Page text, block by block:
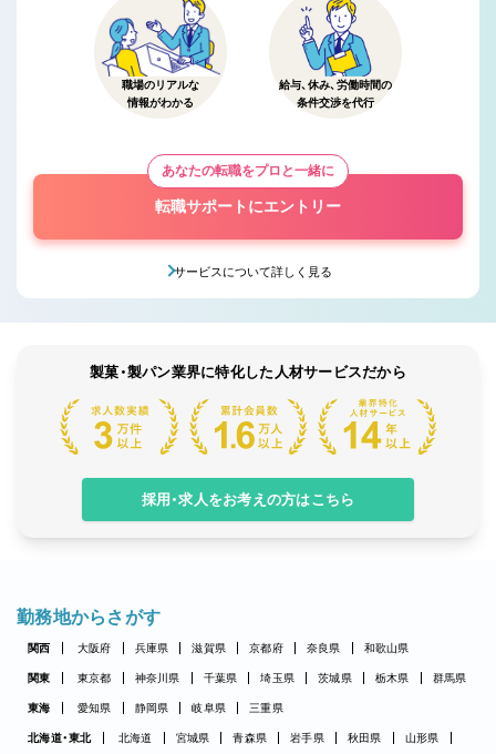
職場のリアルな
情報がわかる
給与、休み、労働時間の
条件交渉を代行
あなたの転職をプロと一緒に
転職サポートにエントリー
サービスについて詳しく見る
製菓・製パン業界に特化した人材サービスだから
採用・求人をお考えの方はこちら
勤務地からさがす
関西 大阪府 兵庫県 滋賀県 京都府 奈良県 和歌山県
関東 東京都 神奈川県 千葉県 埼玉県 茨城県 栃木県 群馬県
東海 愛知県 静岡県 岐阜県 三重県
北海道・東北 北海道 宮城県 青森県 岩手県 秋田県
山形県